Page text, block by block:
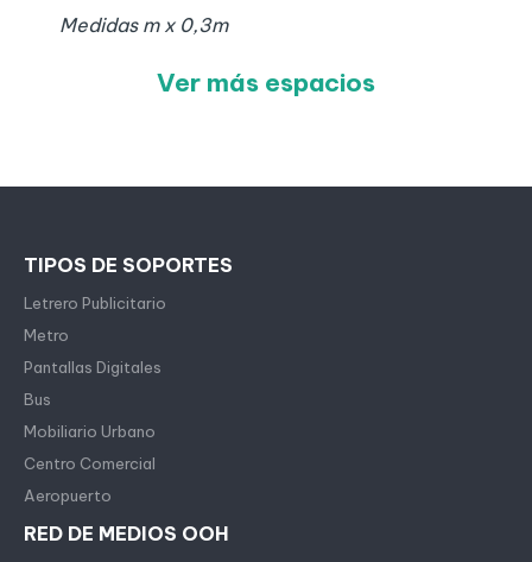
Medidas m x 0,3m
Ver más espacios
TIPOS DE SOPORTES
Letrero Publicitario
Metro
Pantallas Digitales
Bus
Mobiliario Urbano
Centro Comercial
Aeropuerto
RED DE MEDIOS OOH